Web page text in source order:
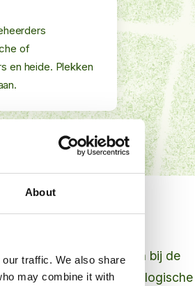
About
traffic. We also share
may combine it with
of
en heide. Plekken
die passen bij de
bermen tot ecologische